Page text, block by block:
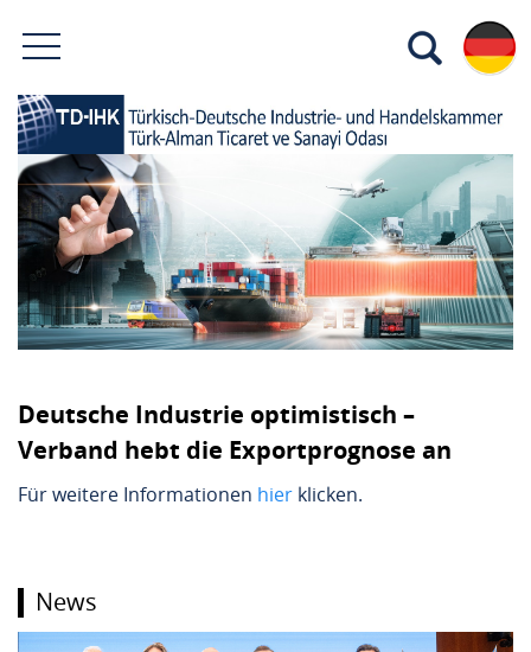
Deutsche Industrie optimistisch –
Verband hebt die Exportprognose an
Für weitere Informationen hier klicken.
News